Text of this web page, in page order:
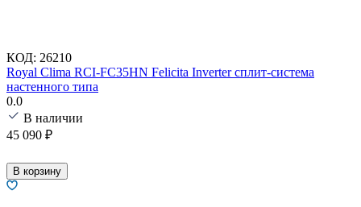
КОД: 26210
Royal Clima RCI-FC35HN Felicita Inverter сплит-система
настенного типа
0.0
В наличии
45 090 ₽
В корзину